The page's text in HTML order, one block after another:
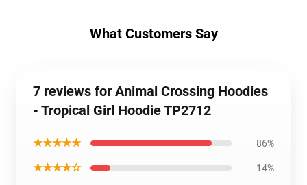
What Customers Say
7 reviews for Animal Crossing Hoodies
- Tropical Girl Hoodie TP2712
★★★★★ 86%
★★★★☆ 14%